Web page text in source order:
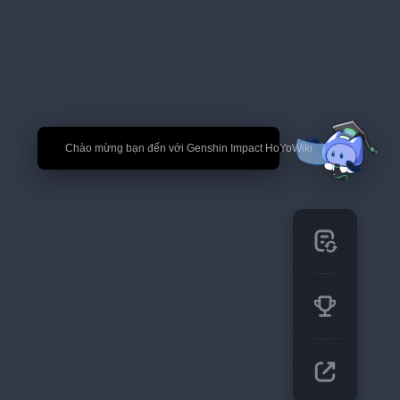
🎉 Chào mừng bạn đến với Genshin Impact HoYoWiki